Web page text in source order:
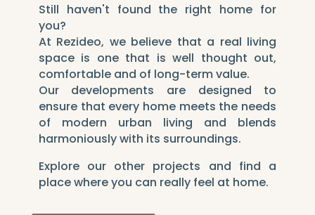
Still haven't found the right home for
you?
At Rezideo, we believe that a real living
space is one that is well thought out,
comfortable and of long-term value.
Our developments are designed to
ensure that every home meets the needs
of modern urban living and blends
harmoniously with its surroundings.
Explore our other projects and find a
place where you can really feel at home.